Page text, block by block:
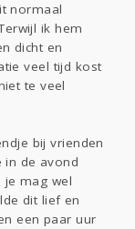
normaal
ik hem
dicht en
veel tijd kost
te veel
bij vrienden
in de avond
mag wel
dit lief en
een paar uur